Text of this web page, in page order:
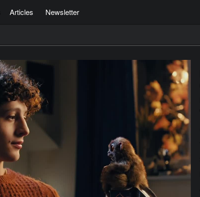
Articles Newsletter